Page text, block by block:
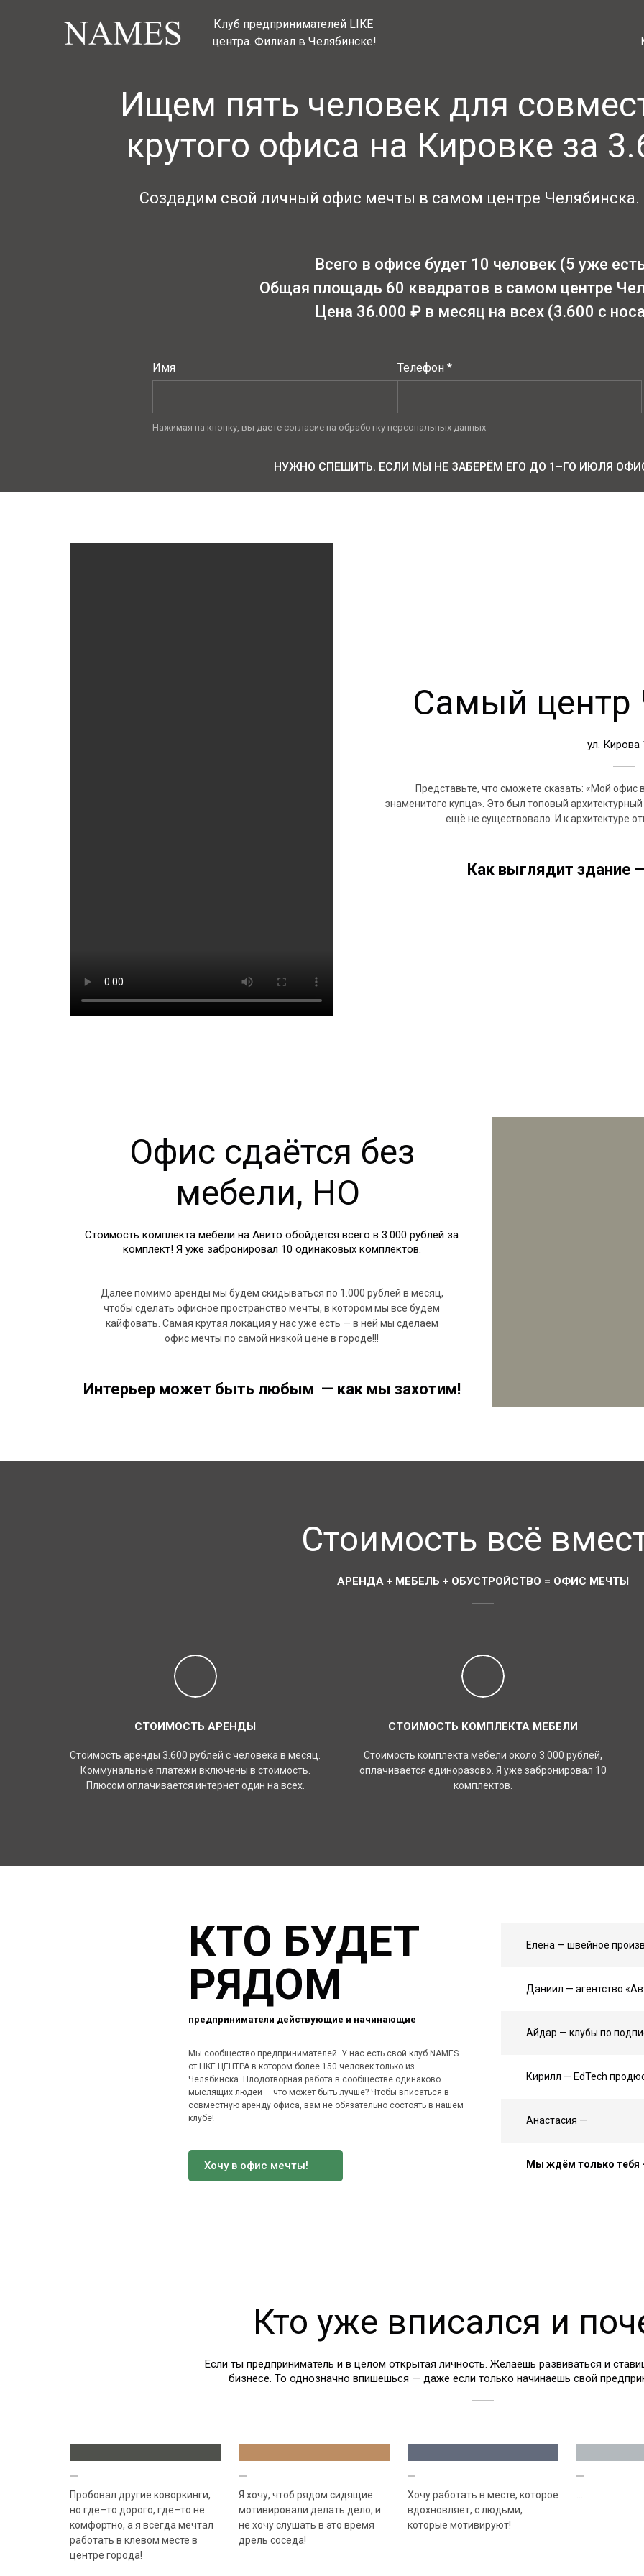
Клуб предпринимателей LIKE
центра. Филиал в Челябинске!
Ищем пять человек для
крутого офиса на Кировке за
Создадим свой личный офис мечты в самом центре Челябинска.
Всего в офисе будет 10 человек (5 уже
Общая площадь 60 квадратов в самом центре
Цена 36.000 ₽ в месяц на всех (3.600 с
Имя Телефон *
Нажимая на кнопку, вы даете согласие на обработку персональных данных
НУЖНО СПЕШИТЬ. ЕСЛИ МЫ НЕ ЗАБЕРЁМ ЕГО ДО 1–ГО ИЮЛЯ
Самый центр
ул. Кирова
Представьте, что сможете сказать: «Мой офис
знаменитого купца». Это был топовый
ещё не существовало. И к архитектуре
Как выглядит здание
Офис сдаётся без
мебели, НО
Стоимость комплекта мебели на Авито обойдётся всего в 3.000 рублей за
комплект! Я уже забронировал 10 одинаковых комплектов.
Далее помимо аренды мы будем скидываться по 1.000 рублей в месяц,
чтобы сделать офисное пространство мечты, в котором мы все будем
кайфовать. Самая крутая локация у нас уже есть — в ней мы сделаем
офис мечты по самой низкой цене в городе!!!
Интерьер может быть любым — как мы захотим!
Стоимость всё
АРЕНДА + МЕБЕЛЬ + ОБУСТРОЙСТВО = ОФИС МЕЧТЫ
СТОИМОСТЬ АРЕНДЫ
Стоимость аренды 3.600 рублей с человека в месяц.
Коммунальные платежи включены в стоимость.
Плюсом оплачивается интернет один на всех.
СТОИМОСТЬ КОМПЛЕКТА МЕБЕЛИ
Стоимость комплекта мебели около 3.000 рублей,
оплачивается единоразово. Я уже забронировал 10
комплектов.
КТО БУДЕТ
РЯДОМ
предприниматели действующие и начинающие
Мы сообщество предпринимателей. У нас есть свой клуб NAMES
от LIKE ЦЕНТРА в котором более 150 человек только из
Челябинска. Плодотворная работа в сообществе одинаково
мыслящих людей — что может быть лучше? Чтобы вписаться в
совместную аренду офиса, вам не обязательно состоять в нашем
клубе!
Хочу в офис мечты!
Елена — швейное
Даниил — агентство
Айдар — клубы по
Кирилл — EdTech
Анастасия —
Мы ждём только тебя
Кто уже вписался и
Если ты предприниматель и в целом открытая личность. Желаешь развиваться и
бизнесе. То однозначно впишешься — даже если только начинаешь свой
Пробовал другие коворкинги,
но где–то дорого, где–то не
комфортно, а я всегда мечтал
работать в клёвом месте в
центре города!
Я хочу, чтоб рядом сидящие
мотивировали делать дело, и
не хочу слушать в это время
дрель соседа!
Хочу работать в месте, которое
вдохновляет, с людьми,
которые мотивируют!